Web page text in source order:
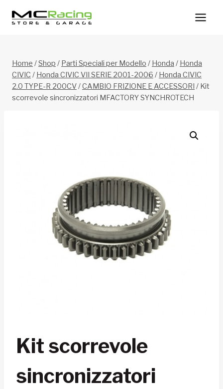
Home /Shop / Parti Speciali per Modello / Honda / Honda
CIVIC / Honda CIVIC VII SERIE 2001-2006 / Honda CIVIC
2.0 TYPE-R 200CV/CAMBIO FRIZIONE E ACCESSORI / Kit
scorrevole sincronizzatori MFACTORY SYNCHROTECH
Kit scorrevole
sincronizzatori